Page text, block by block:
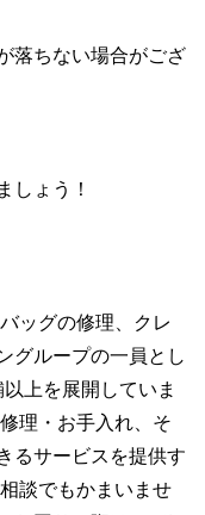
落ちない場合がござ
しょう！
の修理、クレ
グループの一員とし
上を展開していま
理・お手入れ、そ
るサービスを提供す
談でもかまいませ